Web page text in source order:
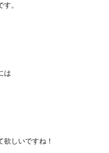
。
は
しいですね！